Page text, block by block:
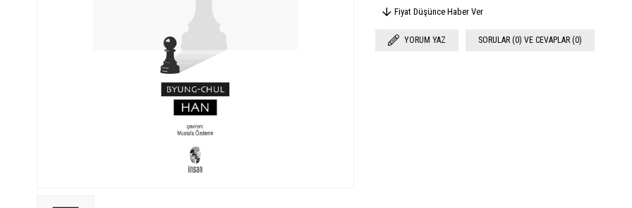
Fiyat Düşünce Haber Ver
YORUM YAZ SORULAR (0) VE CEVAPLAR (0)